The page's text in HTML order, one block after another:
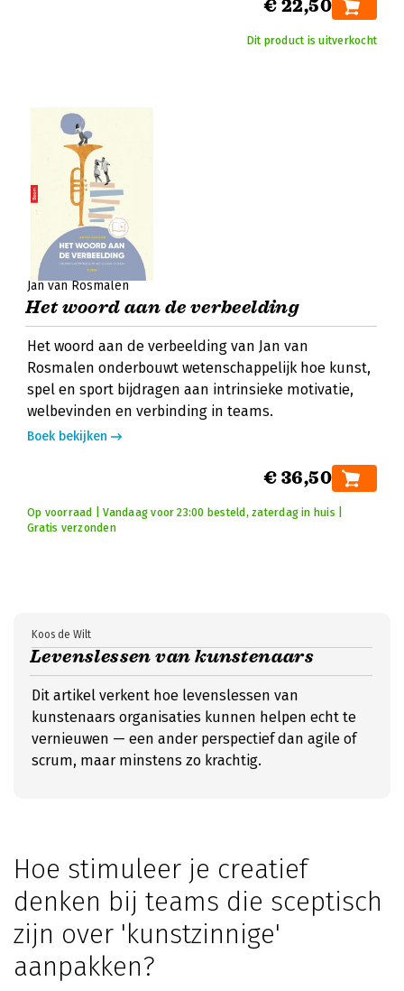
€ 22,50
Dit product is uitverkocht
Jan van Rosmalen
Het woord aan de verbeelding
Het woord aan de verbeelding van Jan van
Rosmalen onderbouwt wetenschappelijk hoe kunst,
spel en sport bijdragen aan intrinsieke motivatie,
welbevinden en verbinding in teams.
Boek bekijken
€ 36,50
Op voorraad | Vandaag voor 23:00 besteld, zaterdag in huis |
Gratis verzonden
Levenslessen van kunstenaars
Koos de Wilt
Dit artikel verkent hoe levenslessen van
kunstenaars organisaties kunnen helpen echt te
vernieuwen — een ander perspectief dan agile of
scrum, maar minstens zo krachtig.
Hoe stimuleer je creatief
denken bij teams die sceptisch
zijn over 'kunstzinnige'
aanpakken?